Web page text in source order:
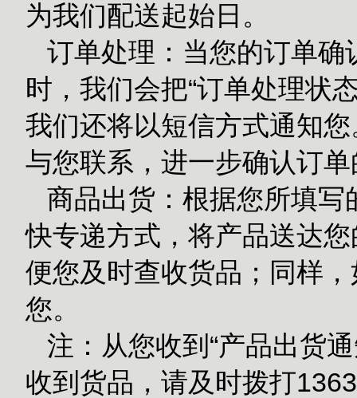
为我们配送起始日。
订单处理：当您的订单确
时，我们会把“订单处理状
我们还将以短信方式通知
与您联系，进一步确认订
商品出货：根据您所填写
快专递方式，将产品送达
便您及时查收货品；同样
您。
注：从您收到“产品出货
收到货品，请及时拨打